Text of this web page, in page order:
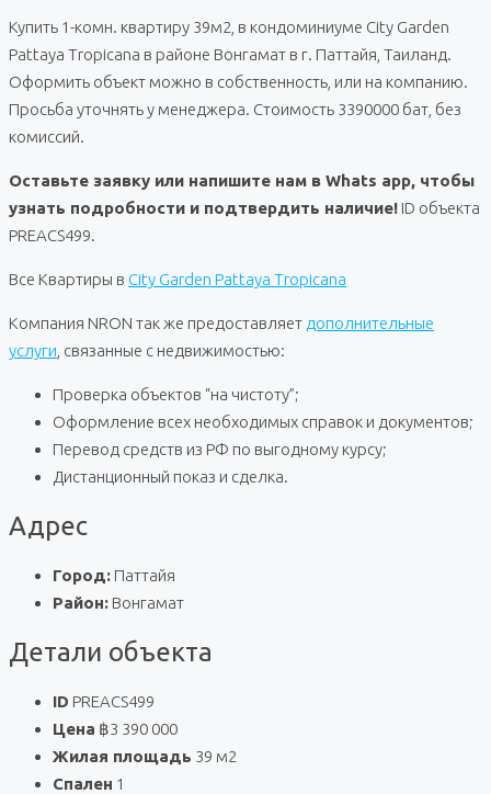
Купить 1-комн. квартиру 39м2, в кондоминиуме City Garden
Pattaya Tropicana в районе Вонгамат в г. Паттайя, Таиланд.
Оформить объект можно в собственность, или на компанию.
Просьба уточнять у менеджера. Стоимость 3390000 бат, без
комиссий.
Оставьте заявку или напишите нам в Whats app, чтобы
узнать подробности и подтвердить наличие! ID объекта
PREACS499.
Все Квартиры в City Garden Pattaya Tropicana
Компания NRON так же предоставляет дополнительные
услуги , связанные с недвижимостью:
Проверка объектов “на чистоту”;
Оформление всех необходимых справок и документов;
Перевод средств из РФ по выгодному курсу;
Дистанционный показ и сделка.
Адрес
Город: Паттайя
Район: Вонгамат
Детали объекта
ID PREACS499
Цена ฿3 390 000
Жилая площадь 39 м2
Спален 1